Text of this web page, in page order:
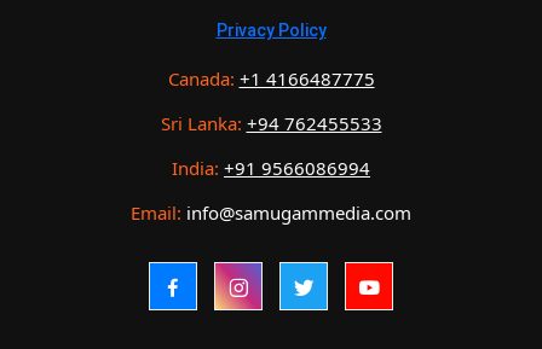
Privacy Policy
Canada: +1 4166487775
Sri Lanka: +94 762455533
India: +91 9566086994
Email: info@samugammedia.com